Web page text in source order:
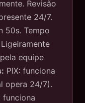
Revisão
24/7.
50s. Tempo
equipe
PIX: funciona
opera 24/7).
funciona